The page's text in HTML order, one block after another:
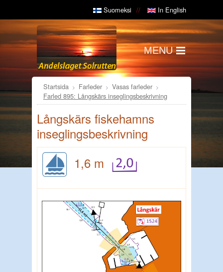
Suomeksi In English
MENU
Startsida Farleder
Vasas farleder
Farled 895: Långskärs inseglingsbeskrivning
Långskärs fiskehamns
inseglingsbeskrivning
1,6 m